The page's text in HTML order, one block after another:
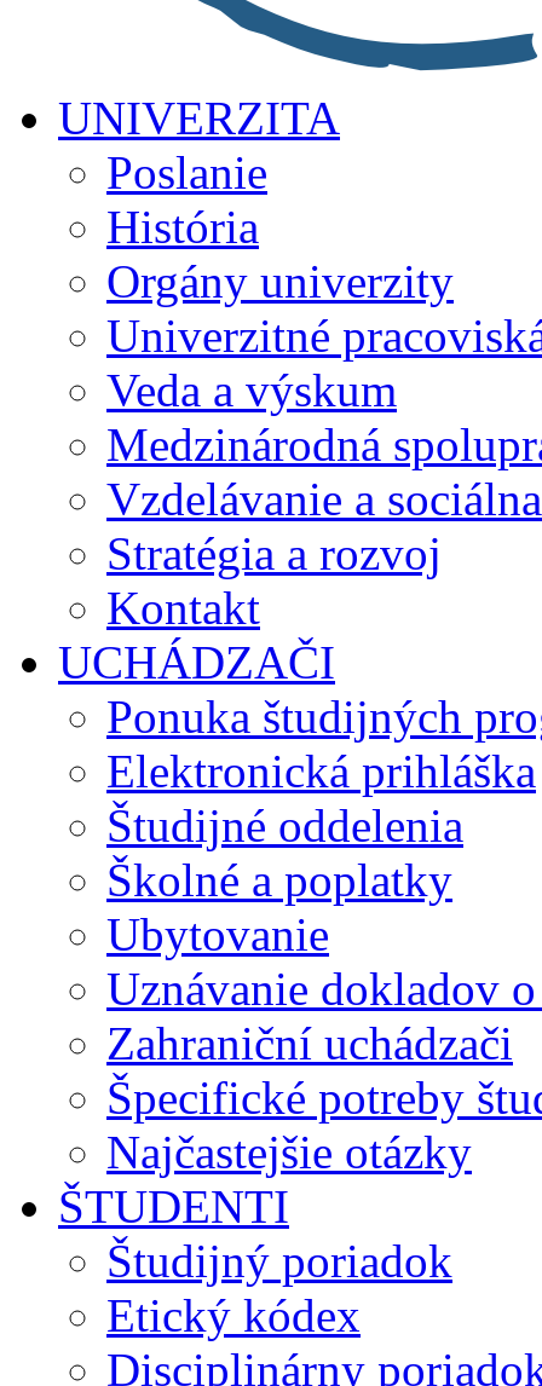
UNIVERZITA
Poslanie
História
Orgány univerzity
Univerzitné
Veda a výskum
Medzinárodná
Vzdelávanie a
Stratégia a rozvoj
Kontakt
UCHÁDZAČI
Ponuka študijných
Elektronická prihláška
Študijné oddelenia
Školné a poplatky
Ubytovanie
Uznávanie dokladov
Zahraniční uchádzači
Špecifické potreby
Najčastejšie otázky
ŠTUDENTI
Študijný poriadok
Etický kódex
Disciplinárny